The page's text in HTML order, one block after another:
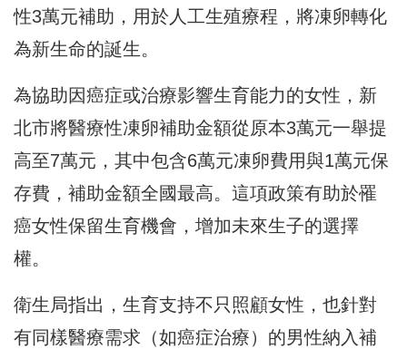
性3萬元補助，用於人工生殖療程，將凍卵轉化
為新生命的誕生。
為協助因癌症或治療影響生育能力的女性，新
北市將醫療性凍卵補助金額從原本3萬元一舉提
高至7萬元，其中包含6萬元凍卵費用與1萬元保
存費，補助金額全國最高。這項政策有助於罹
癌女性保留生育機會，增加未來生子的選擇
權。
衛生局指出，生育支持不只照顧女性，也針對
有同樣醫療需求（如癌症治療）的男性納入補